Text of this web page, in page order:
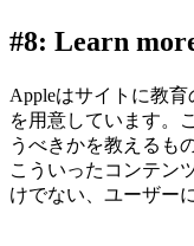
#8: Learn
Appleはサイトに教育
を用意しています。
うべきかを教えるも
こういったコンテン
けでない、ユーザー